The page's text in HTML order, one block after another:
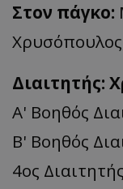
Στον πάγκο:
Διαιτητής:
Α' Βοηθός
Β' Βοηθός
4ος